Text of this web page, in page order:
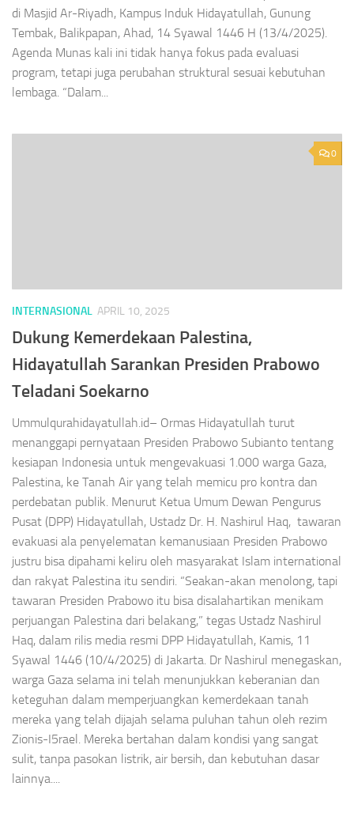
di Masjid Ar-Riyadh, Kampus Induk Hidayatullah, Gunung
Tembak, Balikpapan, Ahad, 14 Syawal 1446 H (13/4/2025).
Agenda Munas kali ini tidak hanya fokus pada evaluasi
program, tetapi juga perubahan struktural sesuai kebutuhan
lembaga. “Dalam...
0
INTERNASIONAL APRIL 10, 2025
Dukung Kemerdekaan Palestina,
Hidayatullah Sarankan Presiden Prabowo
Teladani Soekarno
Ummulqurahidayatullah.id– Ormas Hidayatullah turut
menanggapi pernyataan Presiden Prabowo Subianto tentang
kesiapan Indonesia untuk mengevakuasi 1.000 warga Gaza,
Palestina, ke Tanah Air yang telah memicu pro kontra dan
perdebatan publik. Menurut Ketua Umum Dewan Pengurus
Pusat (DPP) Hidayatullah, Ustadz Dr. H. Nashirul Haq, tawaran
evakuasi ala penyelematan kemanusiaan Presiden Prabowo
justru bisa dipahami keliru oleh masyarakat Islam international
dan rakyat Palestina itu sendiri. “Seakan-akan menolong, tapi
tawaran Presiden Prabowo itu bisa disalahartikan menikam
perjuangan Palestina dari belakang,” tegas Ustadz Nashirul
Haq, dalam rilis media resmi DPP Hidayatullah, Kamis, 11
Syawal 1446 (10/4/2025) di Jakarta. Dr Nashirul menegaskan,
warga Gaza selama ini telah menunjukkan keberanian dan
keteguhan dalam memperjuangkan kemerdekaan tanah
mereka yang telah dijajah selama puluhan tahun oleh rezim
Zionis-I5rael. Mereka bertahan dalam kondisi yang sangat
sulit, tanpa pasokan listrik, air bersih, dan kebutuhan dasar
lainnya....